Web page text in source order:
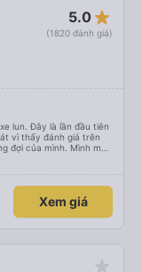
5.0 star_rate
(1820 đánh giá)
lun. Đây là lần đầu tiên
vì thấy đánh giá trên
đợi của mình. Mình mua
xe phải nói là siêu nhiệt
tụi mình. Trên xe thì
cả thuốc say xe, dép,
nhà xe 10 sao mới
Xem giá